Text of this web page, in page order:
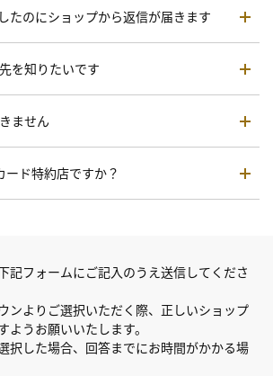
たのにショップから返信が届きます
を知りたいです
ません
ド特約店ですか？
記フォームにご記入のうえ送信してくださ
ンよりご選択いただく際、正しいショップ
ようお願いいたします。
択した場合、回答までにお時間がかかる場